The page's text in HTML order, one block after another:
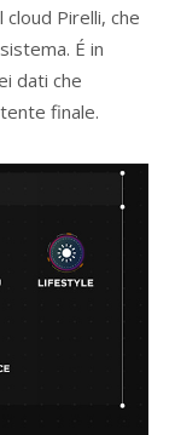
Pirelli, che
É in
dati che
finale.